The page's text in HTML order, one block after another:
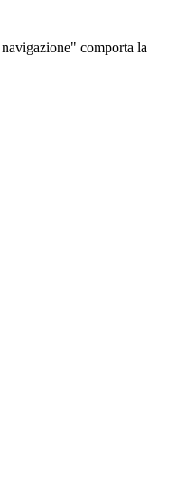
comporta la